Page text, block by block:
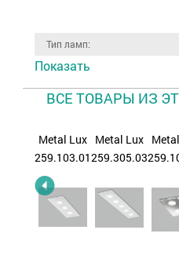
Тип ламп:
Показать
ВСЕ ТОВАРЫ ИЗ
Metal Lux
259.103.01
Metal Lux
259.305.03